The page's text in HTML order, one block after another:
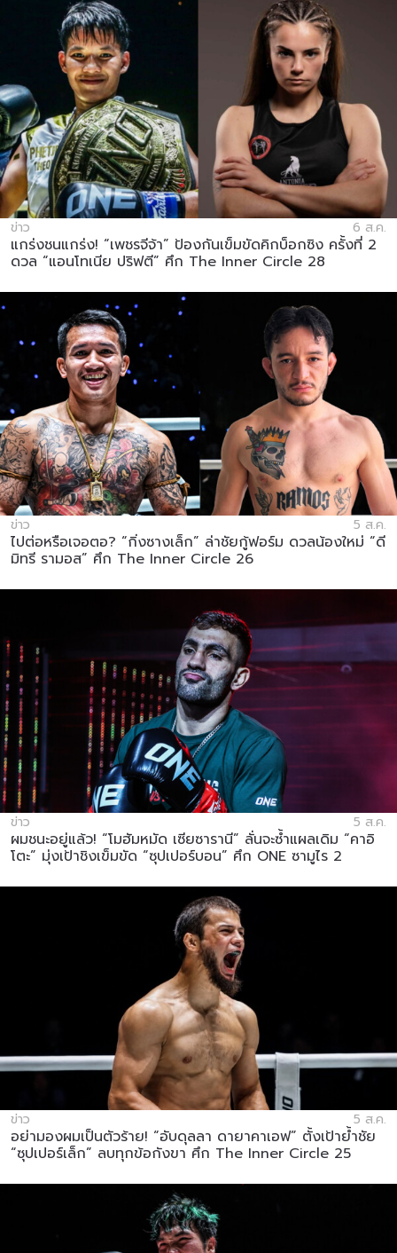
ข่าว 6 ส.ค.
แกร่งชนแกร่ง! “เพชรจีจ้า” ป้องกันเข็มขัดคิกบ็อกซิง ครั้งที่ 2
ดวล “แอนโทเนีย ปริฟตี” ศึก The Inner Circle 28
ข่าว 5 ส.ค.
ไปต่อหรือเจอตอ? “กิ่งซางเล็ก” ล่าชัยกู้ฟอร์ม ดวลน้องใหม่ “ดี
มิทรี รามอส” ศึก The Inner Circle 26
ข่าว 5 ส.ค.
ผมชนะอยู่แล้ว! “โมฮัมหมัด เซียซารานี” ลั่นจะซ้ำแผลเดิม “คาอิ
โตะ” มุ่งเป้าชิงเข็มขัด “ซุปเปอร์บอน” ศึก ONE ซามูไร 2
ข่าว 5 ส.ค.
อย่ามองผมเป็นตัวร้าย! “อับดุลลา ดายาคาเอฟ” ตั้งเป้าย้ำชัย
“ซุปเปอร์เล็ก” ลบทุกข้อกังขา ศึก The Inner Circle 25